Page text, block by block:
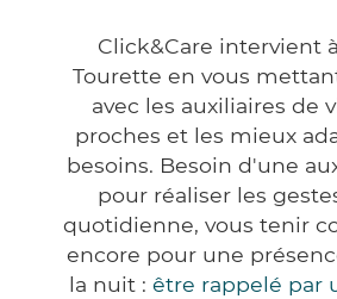
Click&Care intervient
Tourette en vous
avec les auxiliaires de
proches et les mieux
besoins. Besoin d'une
pour réaliser les
quotidienne, vous tenir
encore pour une
la nuit : être rappelé par